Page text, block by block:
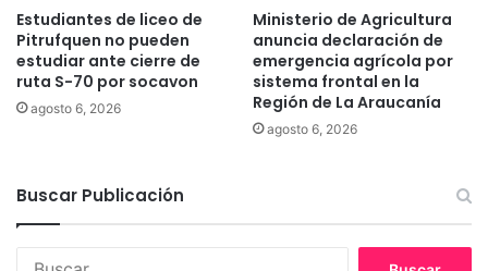
Estudiantes de liceo de
Pitrufquen no pueden
estudiar ante cierre de
ruta S-70 por socavon
agosto 6, 2026
Ministerio de Agricultura
anuncia declaración de
emergencia agrícola por
sistema frontal en la
Región de La Araucanía
agosto 6, 2026
Buscar Publicación